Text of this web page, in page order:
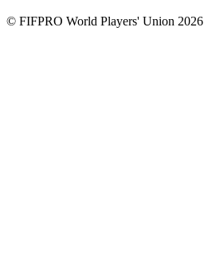
© FIFPRO World Players' Union 2026